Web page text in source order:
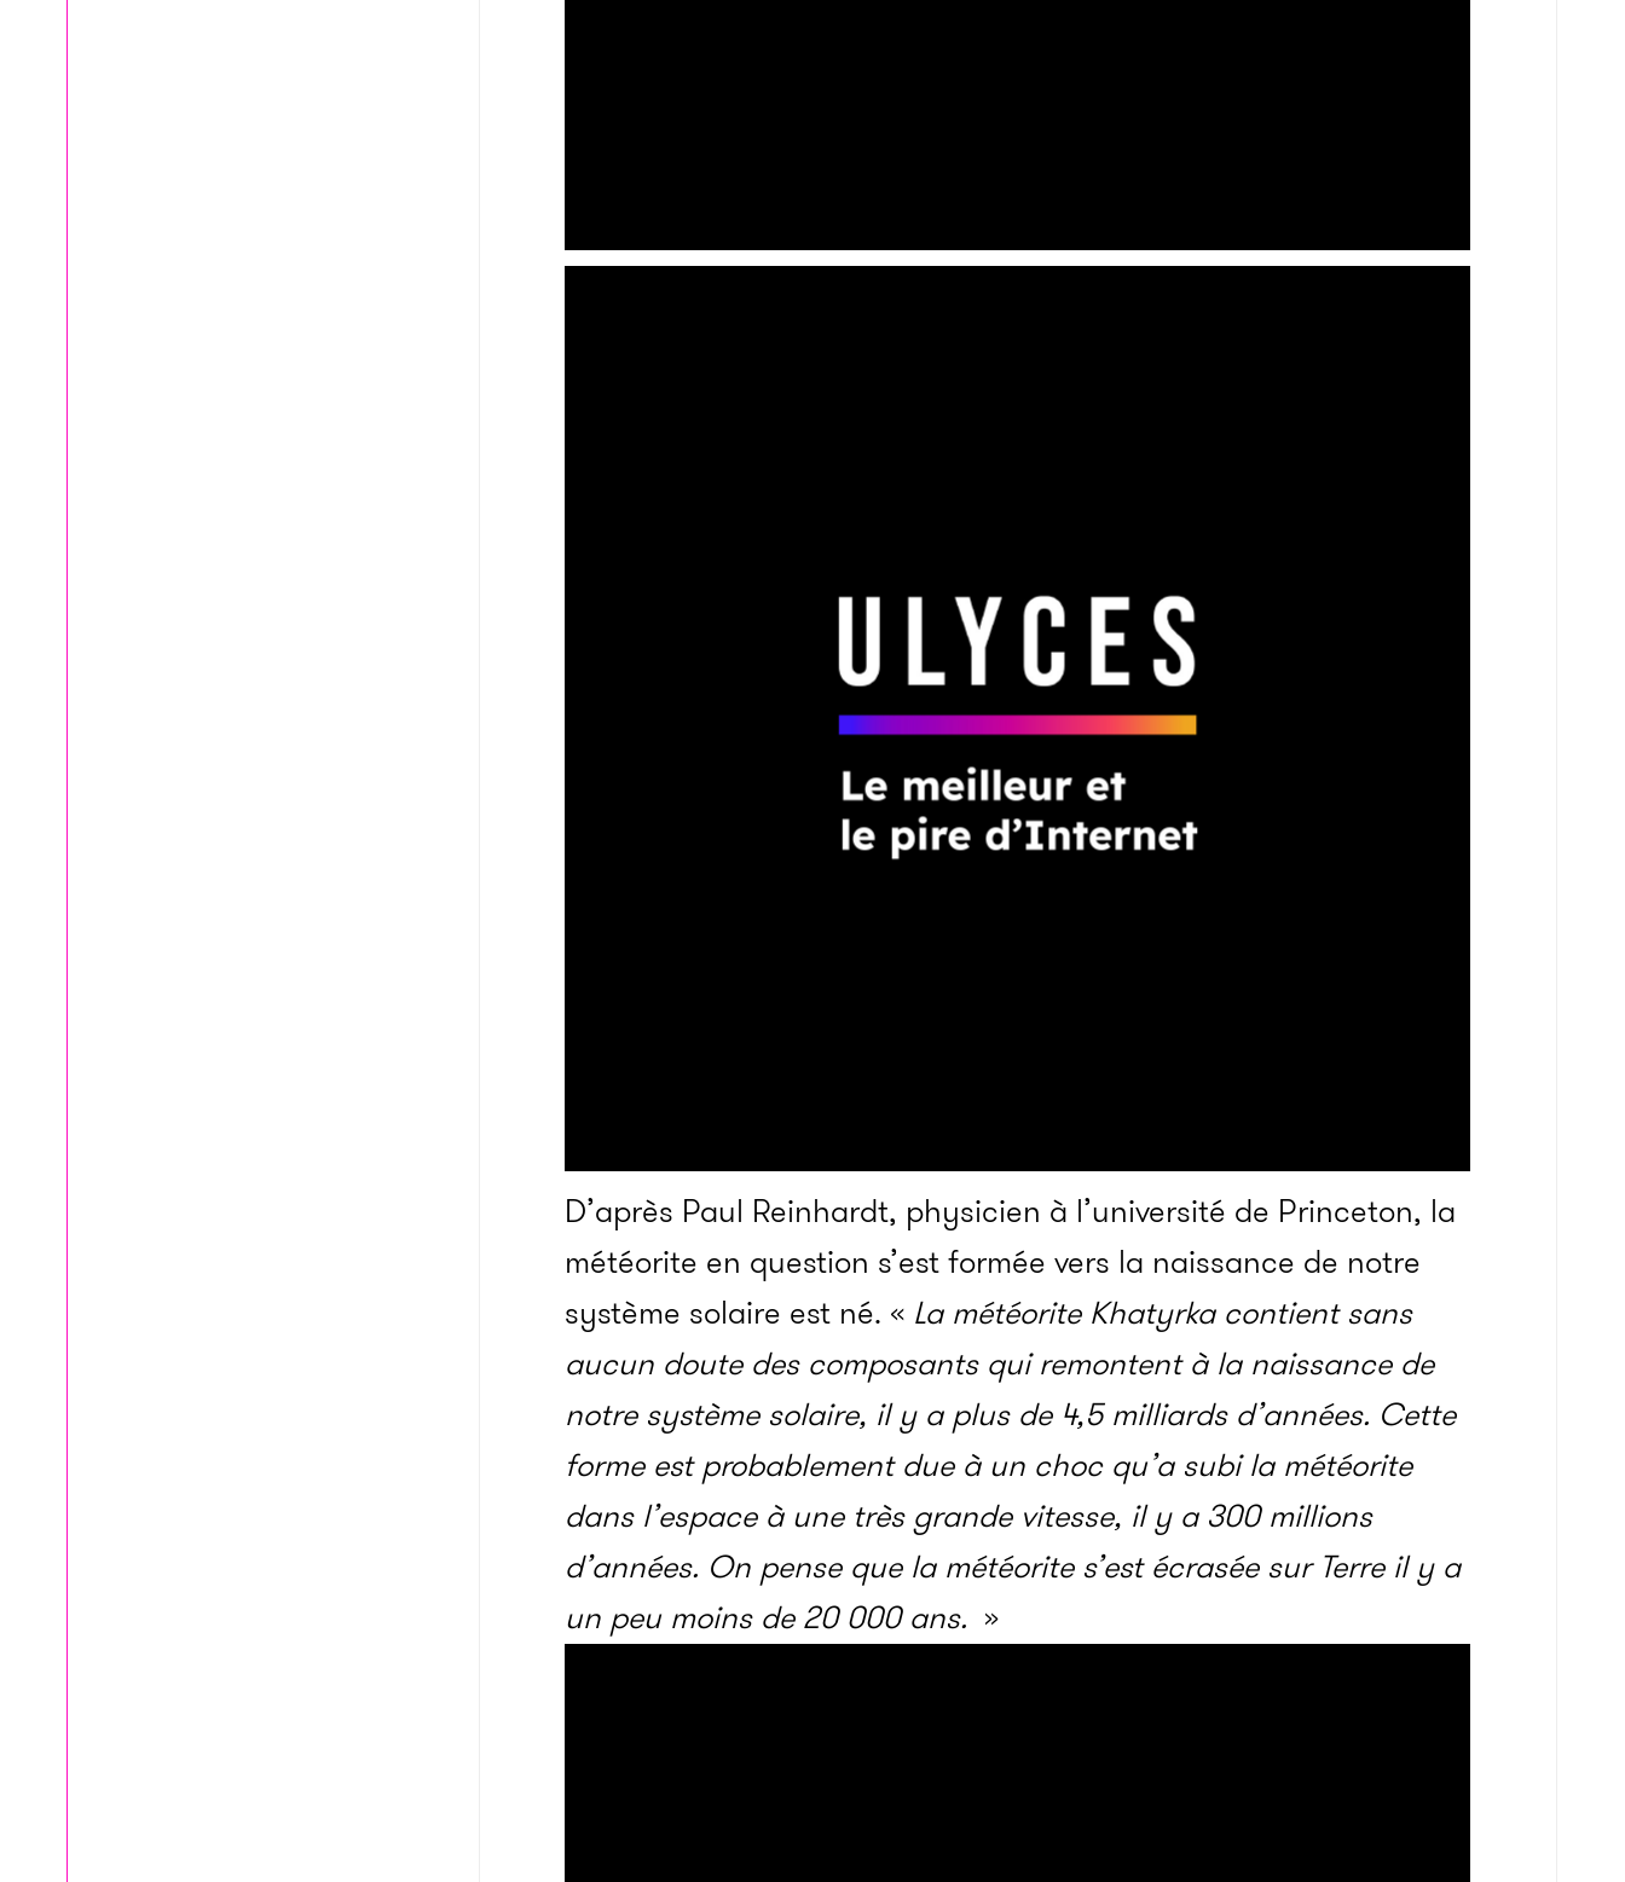
D’après Paul Reinhardt, physicien à l’université de Princeton, la
météorite en question s’est formée vers la naissance de notre
système solaire est né. « La météorite Khatyrka contient sans
aucun doute des composants qui remontent à la naissance de
notre système solaire, il y a plus de 4,5 milliards d’années. Cette
forme est probablement due à un choc qu’a subi la météorite
dans l’espace à une très grande vitesse, il y a 300 millions
d’années. On pense que la météorite s’est écrasée sur Terre il y a
un peu moins de 20 000 ans. »